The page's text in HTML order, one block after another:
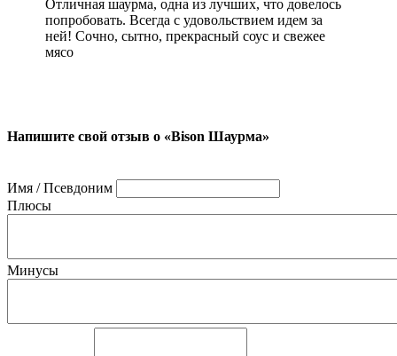
Отличная шаурма, одна из лучших, что довелось
попробовать. Всегда с удовольствием идем за
ней! Сочно, сытно, прекрасный соус и свежее
мясо
Напишите свой отзыв о «Bison Шаурма»
Имя / Псевдоним
Плюсы
Минусы